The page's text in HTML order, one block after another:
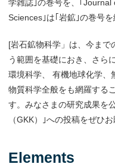
学雑誌｣の巻号を、｢
Sciences｣は｢岩鉱｣の巻号を
[岩石鉱物科学」は、今まで
う範囲を基礎におき、さら
環境科学、 有機地球化学、
物質科学全般をも網羅する
す。みなさまの研究成果を
（GKK）｣への投稿をぜひ
Elements